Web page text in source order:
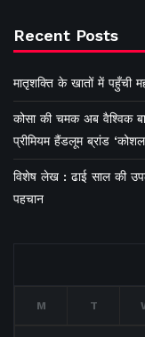
Recent Posts
मातृशक्ति के खातों में पहुँची
कोसा की चमक अब वैश्विक
प्रीमियम हैंडलूम ब्रांड
विशेष लेख : ढाई साल की
पहचान
M T